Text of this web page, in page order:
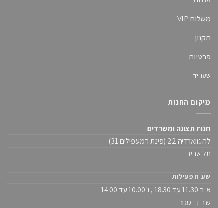
משלוח VIP
תקנון
פרטיות
שעון יד
מיקום החנות
חנות תצוגה ומשרדים
לה גווארדיה 22 (פינת המעפילים 31)
תל אביב
שעות פעילות
א-ה 11:30 עד 18:30 , ו' 10:00 עד 14:00
שבת - סגור